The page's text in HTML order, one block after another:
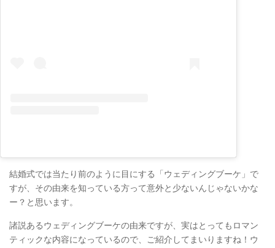
結婚式では当たり前のように目にする「ウェディングブーケ」で
すが、その由来を知っている方って意外と少ないんじゃないかな
ー？と思います。
諸説あるウェディングブーケの由来ですが、実はとってもロマン
ティックな内容になっているので、ご紹介してまいりますね！ウ